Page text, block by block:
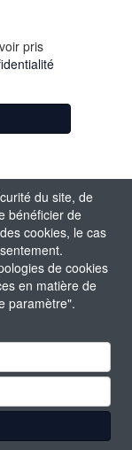
du site, de
bénéficier de
cookies, le cas
de cookies
en matière de
paramètre".
pris